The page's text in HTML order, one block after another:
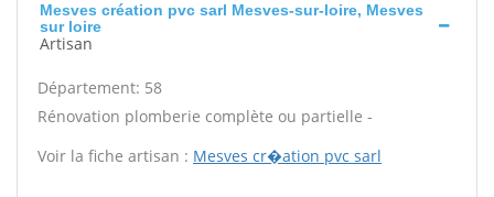
Mesves création pvc sarl Mesves-sur-loire, Mesves
sur loire
Artisan
Département: 58
Rénovation plomberie complète ou partielle -
Voir la fiche artisan : Mesves cr�ation pvc sarl